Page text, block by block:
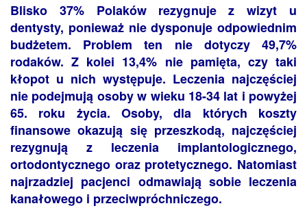
Blisko 37% Polaków rezygnuje z wizyt u
dentysty, ponieważ nie dysponuje odpowiednim
budżetem. Problem ten nie dotyczy 49,7%
rodaków. Z kolei 13,4% nie pamięta, czy taki
kłopot u nich występuje. Leczenia najczęściej
nie podejmują osoby w wieku 18-34 lat i powyżej
65. roku życia. Osoby, dla których koszty
finansowe okazują się przeszkodą, najczęściej
rezygnują z leczenia implantologicznego,
ortodontycznego oraz protetycznego. Natomiast
najrzadziej pacjenci odmawiają sobie leczenia
kanałowego i przeciwpróchniczego.